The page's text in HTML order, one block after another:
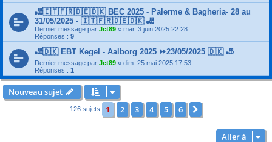
🎳🇮🇹🇫🇷🇩🇪🇩🇰 BEC 2025 - Palerme & Bagheria- 28 au
31/05/2025 - 🇮🇹🇫🇷🇩🇪🇩🇰 🎳
Dernier message par Jct89 « mar. 3 juin 2025 22:28
Réponses : 9
🎳🇩🇰 EBT Kegel - Aalborg 2025 ⏩23/05/2025 🇩🇰 🎳
Dernier message par Jct89 « dim. 25 mai 2025 17:53
Réponses : 1
Nouveau sujet
126 sujets 1 2 3 4 5 6
Aller à